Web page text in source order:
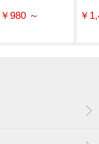
￥980 ～ ￥